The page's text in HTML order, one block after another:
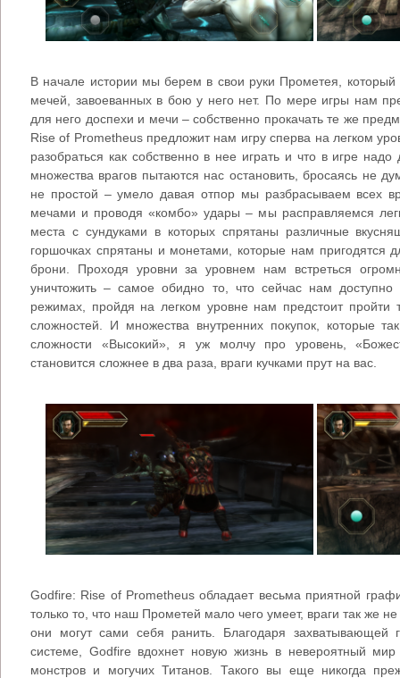
В начале истории мы берем в свои руки Прометея, который
мечей, завоеванных в бою у него нет. По мере игры нам
для него доспехи и мечи – собственно прокачать те же
Rise of Prometheus предложит нам игру сперва на легком
разобраться как собственно в нее играть и что в игре
множества врагов пытаются нас остановить, бросаясь не
не простой – умело давая отпор мы разбрасываем всех
мечами и проводя «комбо» удары – мы расправляемся
места с сундуками в которых спрятаны различные
горшочках спрятаны и монетами, которые нам пригодятся
брони. Проходя уровни за уровнем нам встреться
уничтожить – самое обидно то, что сейчас нам
режимах, пройдя на легком уровне нам предстоит пройти
сложностей. И множества внутренних покупок, которые
сложности «Высокий», я уж молчу про уровень,
становится сложнее в два раза, враги кучками прут на вас.
Godfire: Rise of Prometheus обладает весьма приятной
только то, что наш Прометей мало чего умеет, враги так же
они могут сами себя ранить. Благодаря захватывающей
системе, Godfire вдохнет новую жизнь в невероятный мир
монстров и могучих Титанов. Такого вы еще никогда